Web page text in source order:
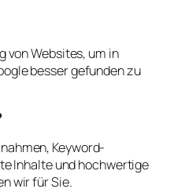
von Websites, um in
besser gefunden zu
Keyword-
Inhalte und hochwertige
wir für Sie.